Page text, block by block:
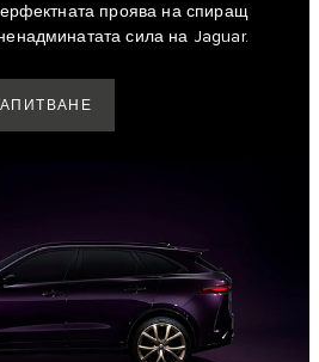
проява на спиращ
сила на Jaguar.